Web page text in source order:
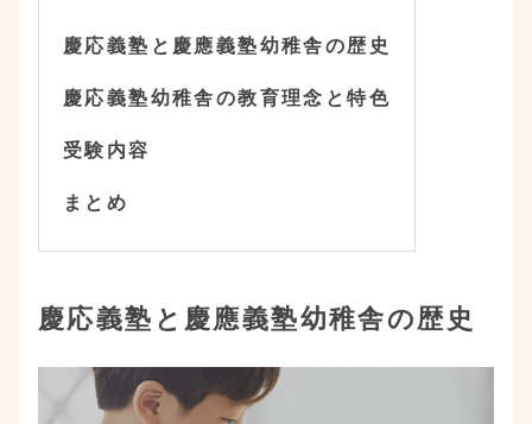
慶応義塾と慶應義塾幼稚舎の歴史
慶応義塾幼稚舎の教育理念と特色
受験内容
まとめ
慶応義塾と慶應義塾幼稚舎の歴史